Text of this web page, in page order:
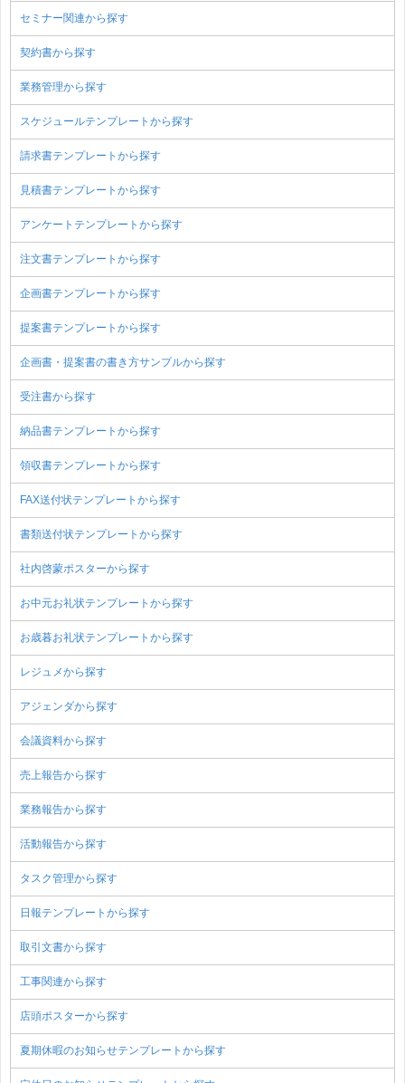
セミナー関連から探す
契約書から探す
業務管理から探す
スケジュールテンプレートから探す
請求書テンプレートから探す
見積書テンプレートから探す
アンケートテンプレートから探す
注文書テンプレートから探す
企画書テンプレートから探す
提案書テンプレートから探す
企画書・提案書の書き方サンプルから探す
受注書から探す
納品書テンプレートから探す
領収書テンプレートから探す
FAX送付状テンプレートから探す
書類送付状テンプレートから探す
社内啓蒙ポスターから探す
お中元お礼状テンプレートから探す
お歳暮お礼状テンプレートから探す
レジュメから探す
アジェンダから探す
会議資料から探す
売上報告から探す
業務報告から探す
活動報告から探す
タスク管理から探す
日報テンプレートから探す
取引文書から探す
工事関連から探す
店頭ポスターから探す
夏期休暇のお知らせテンプレートから探す